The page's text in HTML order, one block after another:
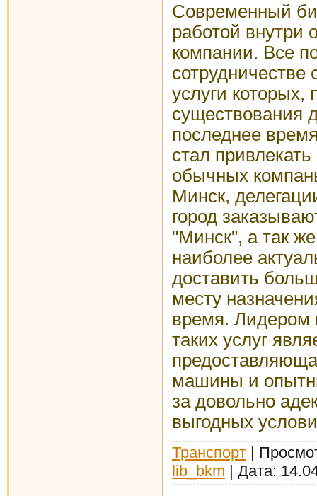
Современный
работой внутри
компании. Все
услуги
существования
последнее
стал
обычных
Минск,
город
"Минск", а так
наиболее
доставить
месту
время. Лидером
таких услуг
машины и
за довольно
выгодных
Транспорт |
lib_bkm | Дата: